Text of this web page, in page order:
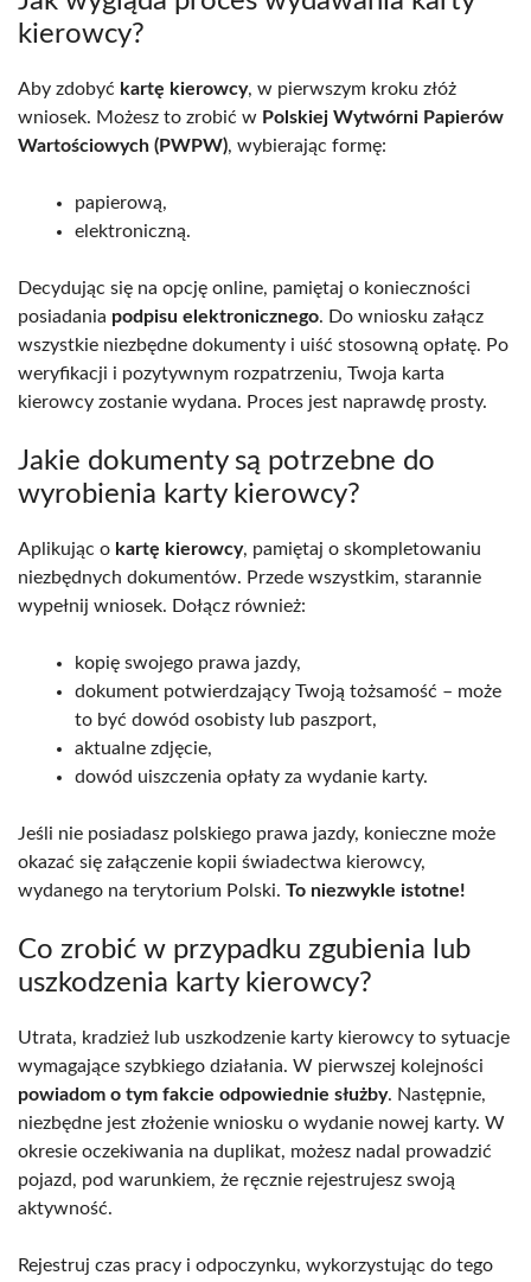
kierowcy?
Aby zdobyć kartę kierowcy, w pierwszym kroku złóż
wniosek. Możesz to zrobić w Polskiej Wytwórni Papierów
Wartościowych (PWPW), wybierając formę:
papierową,
elektroniczną.
Decydując się na opcję online, pamiętaj o konieczności
posiadania podpisu elektronicznego. Do wniosku załącz
wszystkie niezbędne dokumenty i uiść stosowną opłatę. Po
weryfikacji i pozytywnym rozpatrzeniu, Twoja karta
kierowcy zostanie wydana. Proces jest naprawdę prosty.
Jakie dokumenty są potrzebne do
wyrobienia karty kierowcy?
Aplikując o kartę kierowcy, pamiętaj o skompletowaniu
niezbędnych dokumentów. Przede wszystkim, starannie
wypełnij wniosek. Dołącz również:
kopię swojego prawa jazdy,
dokument potwierdzający Twoją tożsamość – może
to być dowód osobisty lub paszport,
aktualne zdjęcie,
dowód uiszczenia opłaty za wydanie karty.
Jeśli nie posiadasz polskiego prawa jazdy, konieczne może
okazać się załączenie kopii świadectwa kierowcy,
wydanego na terytorium Polski. To niezwykle istotne!
Co zrobić w przypadku zgubienia lub
uszkodzenia karty kierowcy?
Utrata, kradzież lub uszkodzenie karty kierowcy to sytuacje
wymagające szybkiego działania. W pierwszej kolejności
powiadom o tym fakcie odpowiednie służby. Następnie,
niezbędne jest złożenie wniosku o wydanie nowej karty. W
okresie oczekiwania na duplikat, możesz nadal prowadzić
pojazd, pod warunkiem, że ręcznie rejestrujesz swoją
aktywność.
Rejestruj czas pracy i odpoczynku, wykorzystując do tego